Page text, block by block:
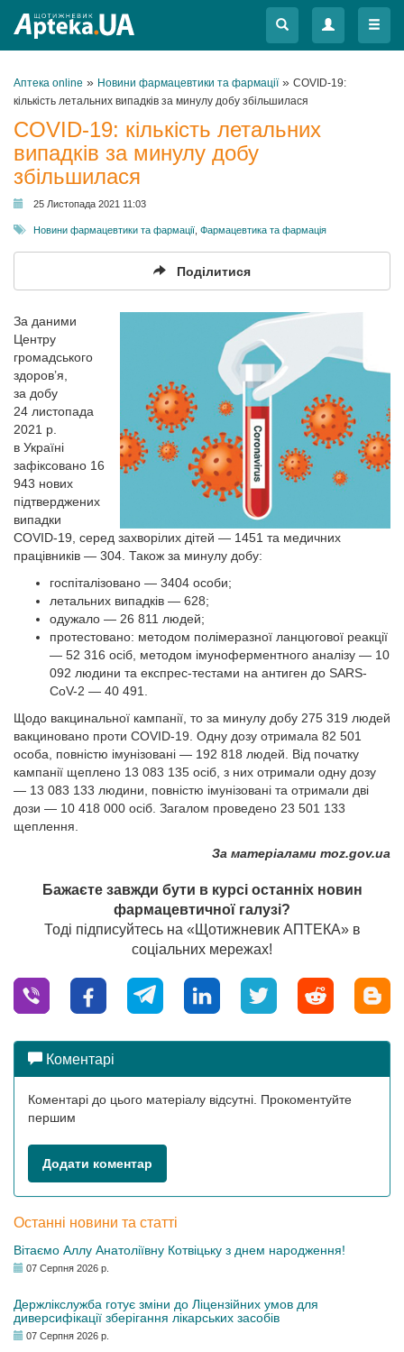
Меню
Меню
Аптека online » Новини фармацевтики та фармації» COVID-19:
кількість летальних випадків за минулу добу збільшилася
COVID-19: кількість летальних
випадків за минулу добу
збільшилася
25 Листопада 2021 11:03
Новини фармацевтики та фармації Фармацевтика та фармація
Поділитися
За даними
Центру
громадського
здоров’я,
за добу
24 листопада
2021 р.
в Україні
зафіксовано 16
943 нових
підтверджених
випадки
COVID-19, серед захворілих дітей — 1451 та медичних
працівників — 304. Також за минулу добу:
госпіталізовано — 3404 особи;
летальних випадків — 628;
одужало — 26 811 людей;
протестовано: методом полімеразної ланцюгової реакції
— 52 316 осіб, методом імуноферментного аналізу — 10
092 людини та експрес-тестами на антиген до SARS-
CoV-2 — 40 491.
Щодо вакцинальної кампанії, то за минулу добу 275 319 людей
вакциновано проти COVID-19. Одну дозу отримала 82 501
особа, повністю імунізовані — 192 818 людей. Від початку
кампанії щеплено 13 083 135 осіб, з них отримали одну дозу
— 13 083 133 людини, повністю імунізовані та отримали дві
дози — 10 418 000 осіб. Загалом проведено 23 501 133
щеплення.
За матеріалами moz.gov.ua
Бажаєте завжди бути в курсі останніх новин
фармацевтичної галузі?
Тоді підписуйтесь на «Щотижневик АПТЕКА» в
соціальних мережах!
Коментарі
Коментарі до цього матеріалу відсутні. Прокоментуйте
першим
Додати коментар
Останні новини та статті
Вітаємо Аллу Анатоліївну Котвіцьку з днем народження!
07 Серпня 2026 р.
Держлікслужба готує зміни до Ліцензійних умов для
диверсифікації зберігання лікарських засобів
07 Серпня 2026 р.